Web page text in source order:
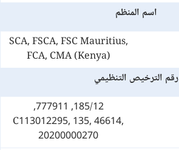
اسم المنظم
SCA, FSCA, FSC Mauritius,
FCA, CMA (Kenya)
رقم الترخيص التنظيمي
185/12, 777911,
C113012295, 135, 46614,
20200000270